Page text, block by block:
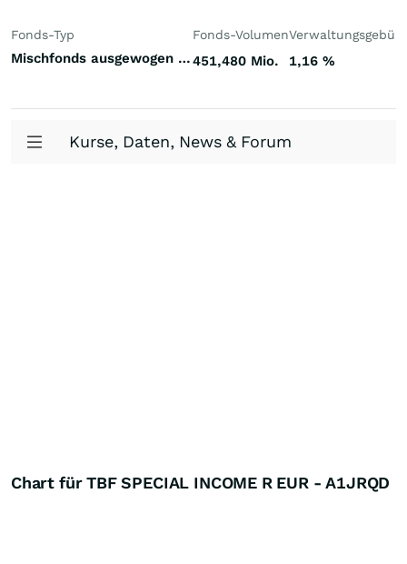
Fonds-Typ
Mischfonds ausgewogen Welt
Fonds-Volumen
451,480 Mio. 1,16 %
Kurse, Daten, News & Forum
Chart für TBF SPECIAL INCOME R EUR - A1JRQD